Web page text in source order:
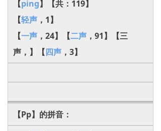
【ping】【共：119】
【轻声 ，1】
【一声 ，24】【二声 ，91】【三
声，】【四声 ，3】
【Pp】的拼音：